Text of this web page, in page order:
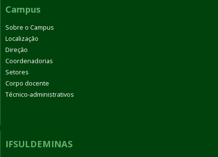
Campus
Sobre o Campus
Localização
Direção
Coordenadorias
Setores
Corpo docente
Técnico-administrativos
IFSULDEMINAS